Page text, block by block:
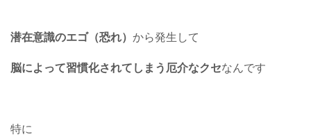
潜在意識のエゴ（恐れ） から発生して
脳によって習慣化されてしまう厄介なクセなんです
特に